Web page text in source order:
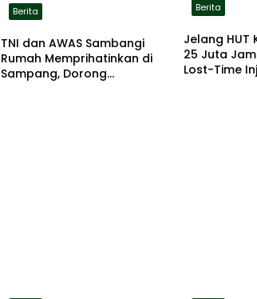
Berita
TNI dan AWAS Sambangi
Rumah Memprihatinkan di
Sampang, Dorong
Berita
Jelang HUT
25 Juta
Lost-Time